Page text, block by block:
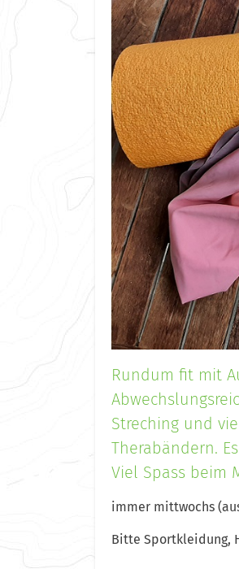
Rundum fit mit
Streching und
Therabändern.
Viel Spass beim
immer mittwochs
Bitte Sportkleidung,